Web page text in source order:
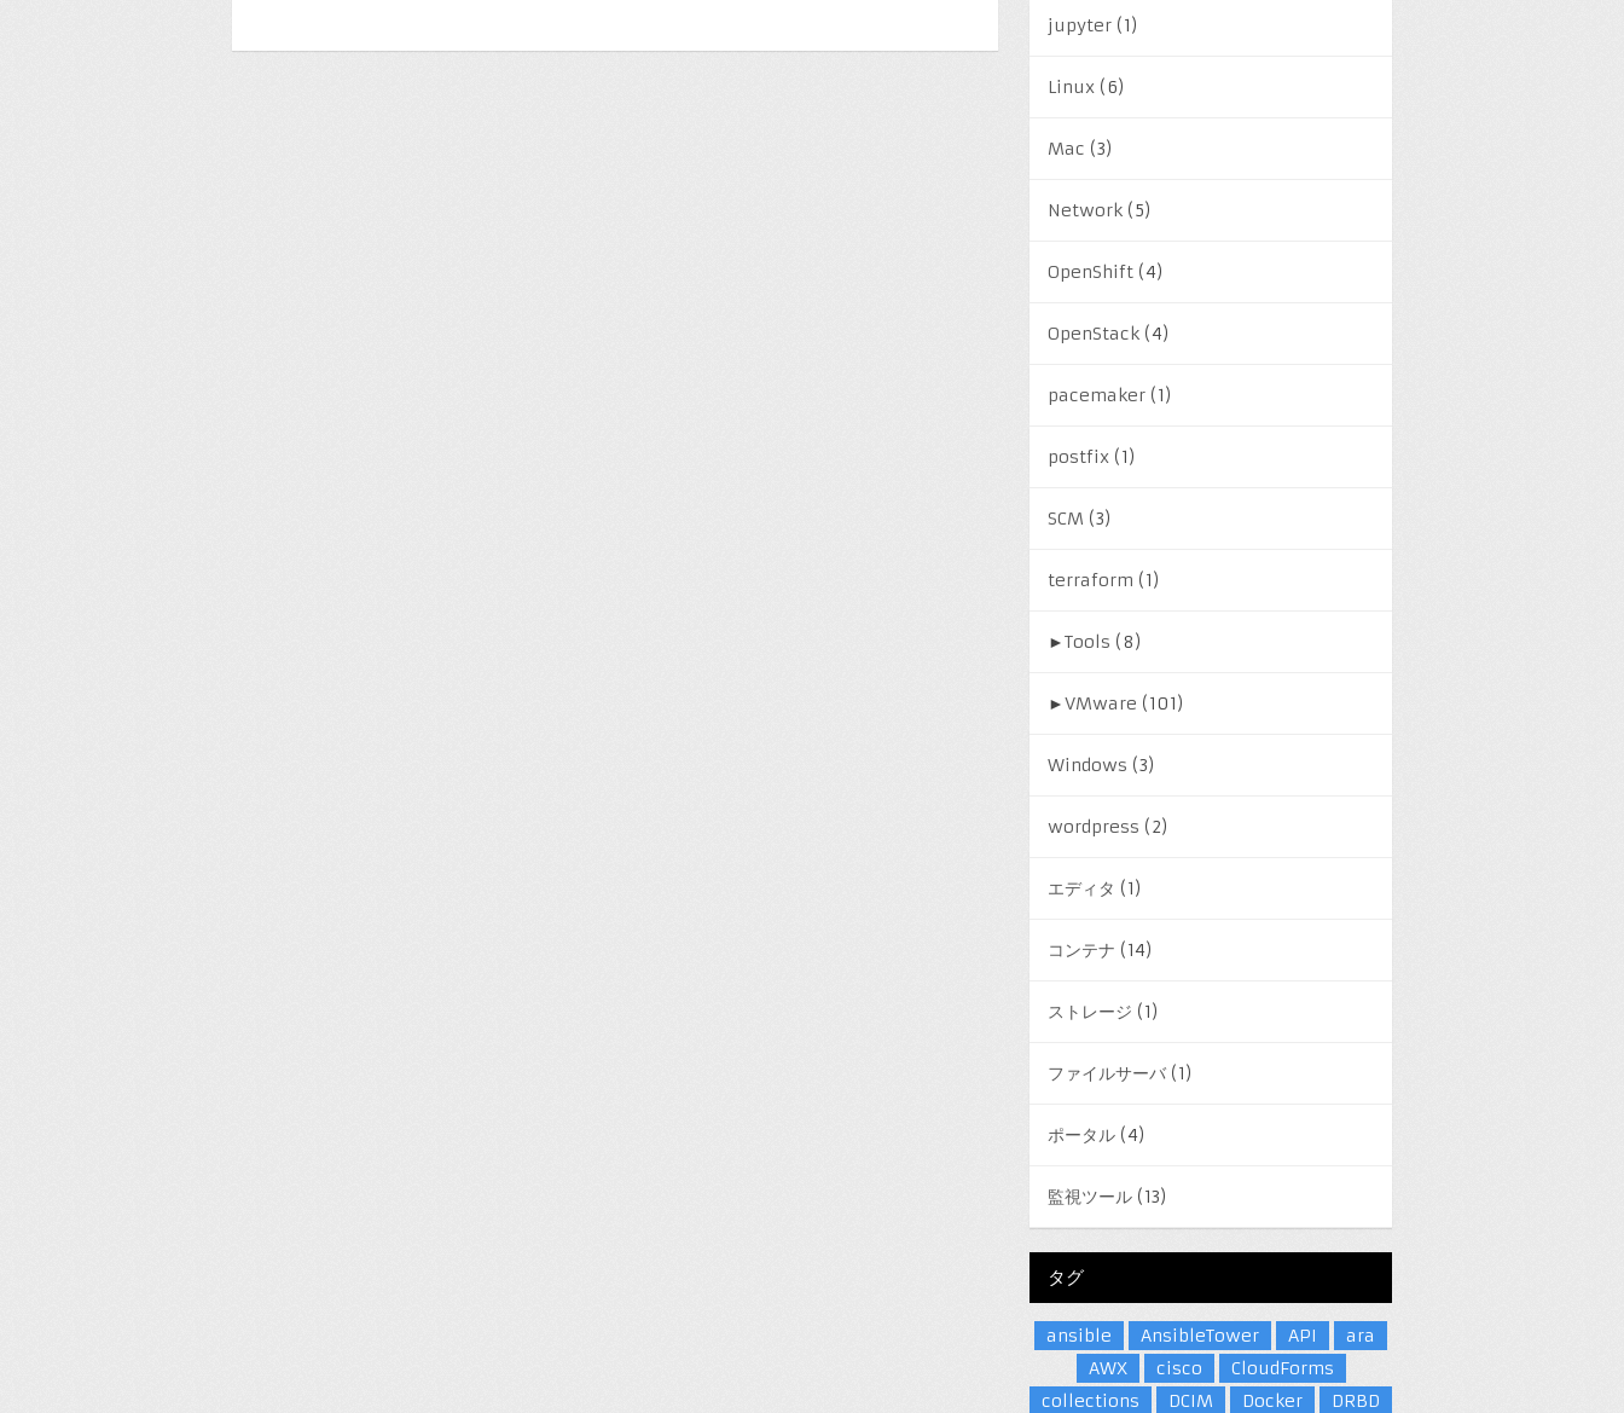
jupyter (1)
Linux (6)
Mac (3)
Network (5)
OpenShift (4)
OpenStack (4)
pacemaker (1)
postfix (1)
SCM (3)
terraform (1)
►Tools (8)
►VMware (101)
Windows (3)
wordpress (2)
エディタ (1)
コンテナ (14)
ストレージ (1)
ファイルサーバ(1)
ポータル (4)
監視ツール (13)
タグ
ansible AnsibleTower API
ara
AWX
cisco
CloudForms
collections
DCIM Docker
DRBD